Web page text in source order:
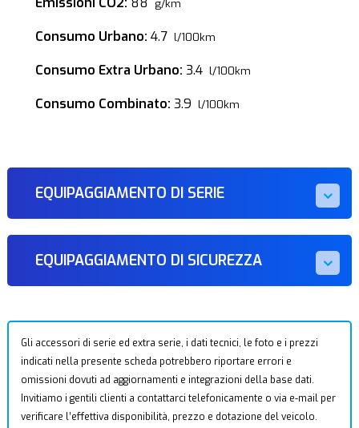
g/km
Consumo Urbano: 4.7 l/100km
Consumo Extra Urbano: 3.4 l/100km
Consumo Combinato: 3.9 l/100km
EQUIPAGGIAMENTO DI SERIE
EQUIPAGGIAMENTO DI SICUREZZA
Gli accessori di serie ed extra serie, i dati tecnici, le foto e i prezzi
indicati nella presente scheda potrebbero riportare errori e
omissioni dovuti ad aggiornamenti e integrazioni della base dati.
Invitiamo i gentili clienti a contattarci telefonicamente o via e-mail per
verificare l’effettiva disponibilità, prezzo e dotazione del veicolo.